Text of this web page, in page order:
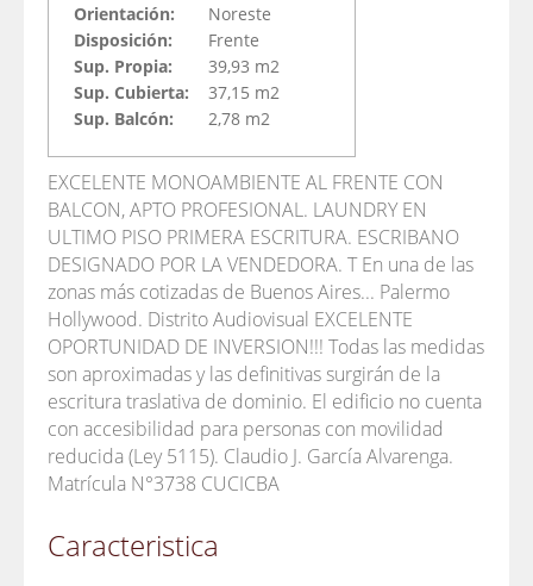
Orientación:
Noreste
Disposición:
Frente
Sup. Propia:
39,93 m2
Sup. Cubierta:
37,15 m2
Sup. Balcón:
2,78 m2
EXCELENTE MONOAMBIENTE AL FRENTE CON
BALCON, APTO PROFESIONAL. LAUNDRY EN
ULTIMO PISO PRIMERA ESCRITURA. ESCRIBANO
DESIGNADO POR LA VENDEDORA. T En una de las
zonas más cotizadas de Buenos Aires... Palermo
Hollywood. Distrito Audiovisual EXCELENTE
OPORTUNIDAD DE INVERSION!!! Todas las medidas
son aproximadas y las definitivas surgirán de la
escritura traslativa de dominio. El edificio no cuenta
con accesibilidad para personas con movilidad
reducida (Ley 5115). Claudio J. García Alvarenga.
Matrícula N°3738 CUCICBA
Caracteristica